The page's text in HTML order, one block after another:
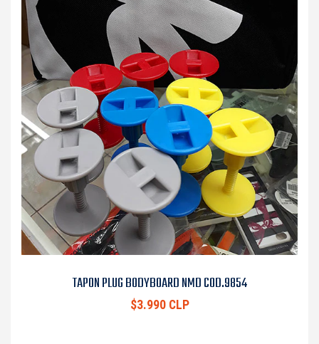
TAPON PLUG BODYBOARD NMD COD.9854
$3.990 CLP